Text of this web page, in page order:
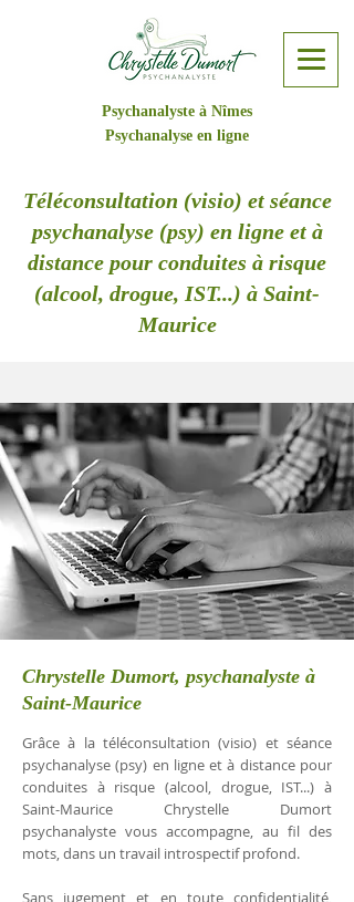
Psychanalyste à Nîmes
Psychanalyse en ligne
Téléconsultation (visio) et séance
psychanalyse (psy) en ligne et à
distance pour conduites à risque
(alcool, drogue, IST...) à Saint-
Maurice
Chrystelle Dumort, psychanalyste à
Saint-Maurice
Grâce à la téléconsultation (visio) et séance
psychanalyse (psy) en ligne et à distance pour
conduites à risque (alcool, drogue, IST...) à
Saint-Maurice Chrystelle Dumort
psychanalyste vous accompagne, au fil des
mots, dans un travail introspectif profond.
Sans jugement et en toute confidentialité,